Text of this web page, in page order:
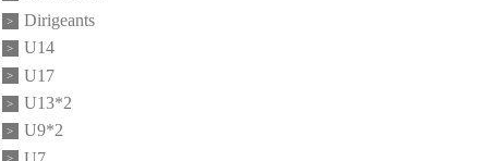
Dirigeants
U14
U17
U13*2
U9*2